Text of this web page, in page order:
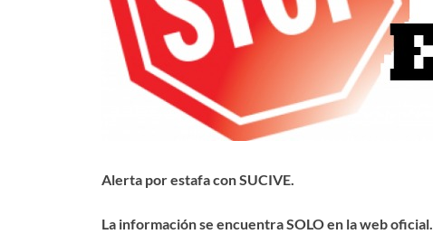
Alerta por estafa con SUCIVE.
La información se encuentra SOLO en la web oficial.